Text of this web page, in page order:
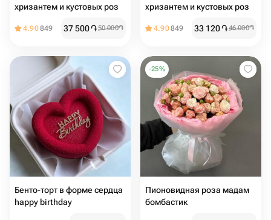
хризантем и кустовых роз ️
4.90849 37 500֏50 000֏
хризантем и кустовых роз
4.90849 33 120֏46 000֏
Бенто-торт в форме сердца
happy birthday
-25%
Пионовидная роза мадам
бомбастик ️